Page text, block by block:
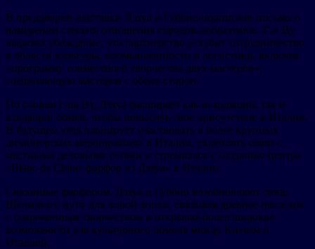
В преддверии выставки Дэхуа и Губбио подписали письмо о
намерении строить отношения городов-побратимов. Г-н Ву
выразил убеждение, что партнерство углубит сотрудничество
в области культуры, промышленности и логистики, включая
«программу совместного творчества двух мастеров»,
соединяющую мастеров с обеих сторон.
По словам г-на Ву, Дэхуа расширяет как исходящий, так и
входящий обмен, чтобы повысить свое присутствие в Италии.
В будущем уезд планирует участвовать в более крупных
дизайнерских мероприятиях в Италии, укреплять связи с
местными деловыми сетями и стремиться к созданию центра
«Blanc de Chine: фарфор из Дэхуа» в Италии.
Связанные фарфором, Дэхуа и Губбио возобновляют связь
Шелкового пути для новой эпохи, связывая древнее наследие
с современным творчеством и открывая более широкие
возможности для культурного обмена между Китаем и
Италией.